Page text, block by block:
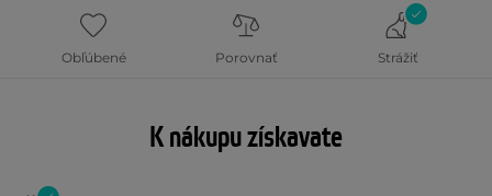
Obľúbené Porovnať Strážiť
K nákupu získavate